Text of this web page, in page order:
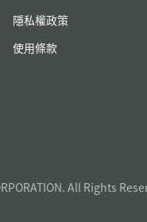
隱私權政策
使用條款
All Rights